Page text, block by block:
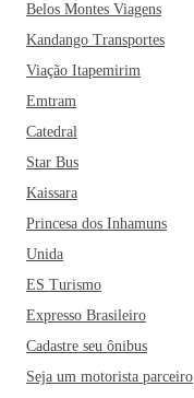
Belos Montes Viagens
Kandango Transportes
Viação Itapemirim
Emtram
Catedral
Star Bus
Kaissara
Princesa dos Inhamuns
Unida
ES Turismo
Expresso Brasileiro
Cadastre seu ônibus
Seja um motorista parceiro